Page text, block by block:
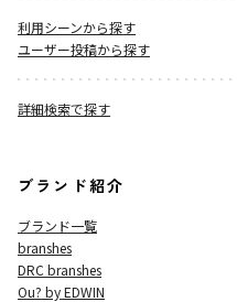
利用シーンから探す
ユーザー投稿から探す
詳細検索で探す
ブランド紹介
ブランド一覧
branshes
DRC branshes
Ou? by EDWIN